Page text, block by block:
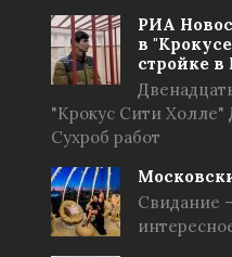
РИА
в
стройке
"Крокус Сити Холле"
Сухроб работ
Свидание